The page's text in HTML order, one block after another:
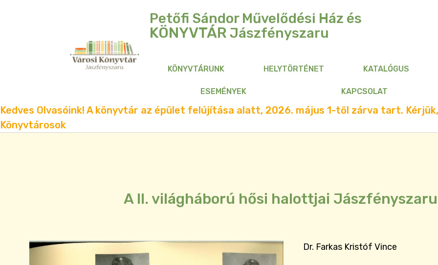
Petőfi Sándor Művelődési Ház és
KÖNYVTÁR Jászfényszaru
KÖNYVTÁRUNK HELYTÖRTÉNET KATALÓGUS
ESEMÉNYEK KAPCSOLAT
Kedves Olvasóink! A könyvtár az épület felújítása alatt, 2026. május 1-től zárva tart.
Könyvtárosok
A II. világháború hősi halottjai
Dr. Farkas Kristóf Vince